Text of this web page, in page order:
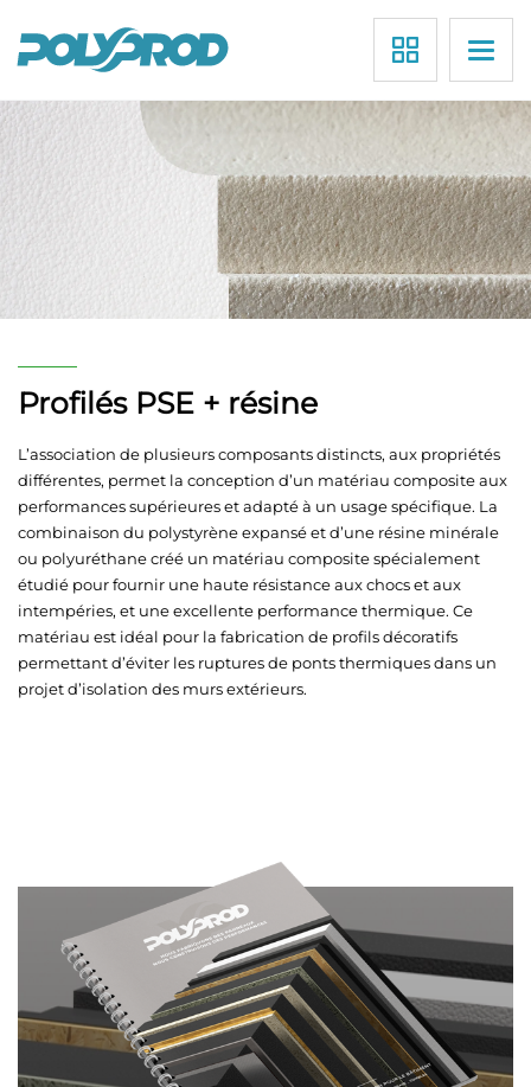
Skip
to
content
Profilés PSE + résine
L’association de plusieurs composants distincts, aux propriétés
différentes, permet la conception d’un matériau composite aux
performances supérieures et adapté à un usage spécifique. La
combinaison du polystyrène expansé et d’une résine minérale
ou polyuréthane créé un matériau composite spécialement
étudié pour fournir une haute résistance aux chocs et aux
intempéries, et une excellente performance thermique. Ce
matériau est idéal pour la fabrication de profils décoratifs
permettant d’éviter les ruptures de ponts thermiques dans un
projet d’isolation des murs extérieurs.